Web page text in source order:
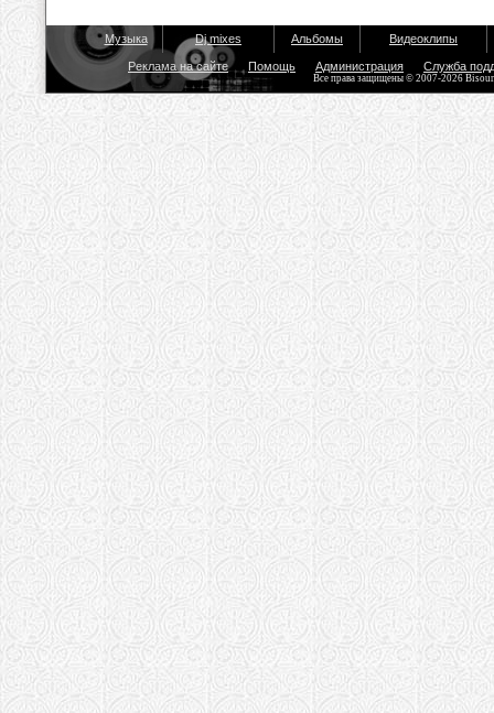
Музыка Dj mixes Альбомы Видеоклипы
Реклама на сайте Помощь Администрация Служба
Все права защищены © 2007-2026